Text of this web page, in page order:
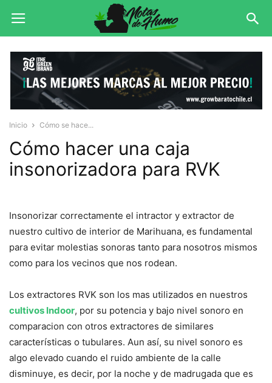
Inicio Cómo se hace...
Cómo hacer una caja
insonorizadora para RVK
Insonorizar correctamente el intractor y extractor de
nuestro cultivo de interior de Marihuana, es fundamental
para evitar molestias sonoras tanto para nosotros mismos
como para los vecinos que nos rodean.
Los extractores RVK son los mas utilizados en nuestros
cultivos Indoor, por su potencia y bajo nivel sonoro en
comparacion con otros extractores de similares
características o tubulares. Aun así, su nivel sonoro es
algo elevado cuando el ruido ambiente de la calle
disminuye, es decir, por la noche y de madrugada que es